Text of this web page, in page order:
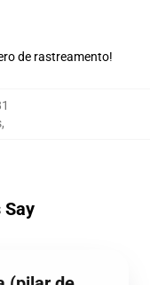
de rastreamento!
,